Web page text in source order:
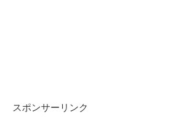
スポンサーリンク